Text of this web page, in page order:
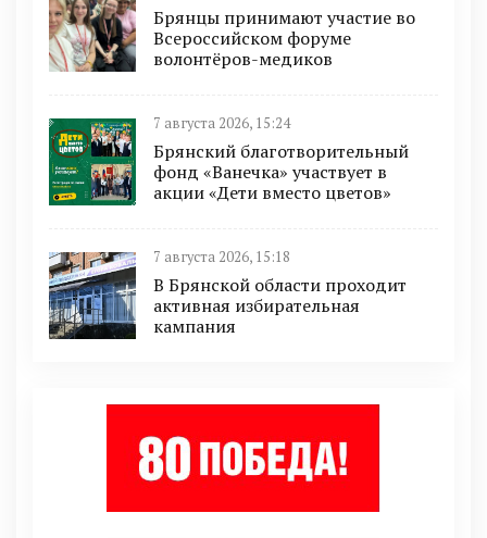
Брянцы принимают участие во
Всероссийском форуме
волонтёров-медиков
7 августа 2026, 15:24
Брянский благотворительный
фонд «Ванечка» участвует в
акции «Дети вместо цветов»
7 августа 2026, 15:18
В Брянской области проходит
активная избирательная
кампания